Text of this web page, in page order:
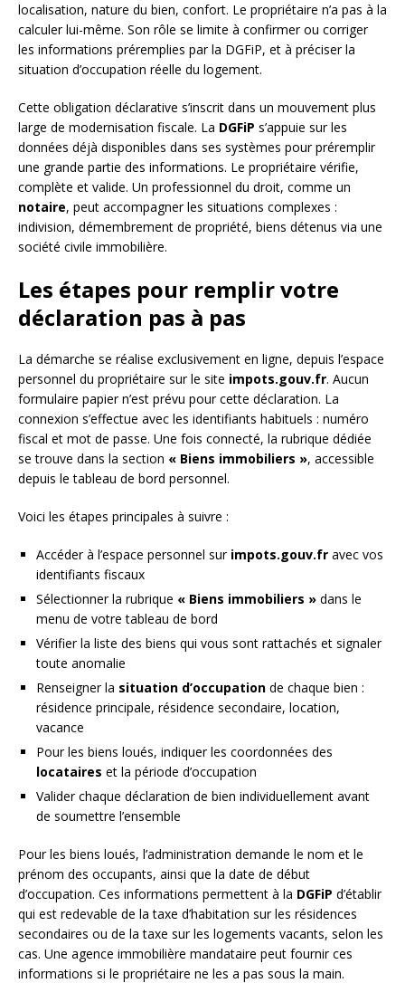
localisation, nature du bien, confort. Le propriétaire n’a pas à la
calculer lui-même. Son rôle se limite à confirmer ou corriger
les informations préremplies par la DGFiP, et à préciser la
situation d’occupation réelle du logement.
Cette obligation déclarative s’inscrit dans un mouvement plus
large de modernisation fiscale. La DGFiP s’appuie sur les
données déjà disponibles dans ses systèmes pour préremplir
une grande partie des informations. Le propriétaire vérifie,
complète et valide. Un professionnel du droit, comme un
notaire, peut accompagner les situations complexes :
indivision, démembrement de propriété, biens détenus via une
société civile immobilière.
Les étapes pour remplir votre
déclaration pas à pas
La démarche se réalise exclusivement en ligne, depuis l’espace
personnel du propriétaire sur le site impots.gouv.fr. Aucun
formulaire papier n’est prévu pour cette déclaration. La
connexion s’effectue avec les identifiants habituels : numéro
fiscal et mot de passe. Une fois connecté, la rubrique dédiée
se trouve dans la section « Biens immobiliers », accessible
depuis le tableau de bord personnel.
Voici les étapes principales à suivre :
Accéder à l’espace personnel sur impots.gouv.fr avec vos
identifiants fiscaux
Sélectionner la rubrique « Biens immobiliers » dans le
menu de votre tableau de bord
Vérifier la liste des biens qui vous sont rattachés et signaler
toute anomalie
Renseigner la situation d’occupation de chaque bien :
résidence principale, résidence secondaire, location,
vacance
Pour les biens loués, indiquer les coordonnées des
locataires et la période d’occupation
Valider chaque déclaration de bien individuellement avant
de soumettre l’ensemble
Pour les biens loués, l’administration demande le nom et le
prénom des occupants, ainsi que la date de début
d’occupation. Ces informations permettent à la DGFiP d’établir
qui est redevable de la taxe d’habitation sur les résidences
secondaires ou de la taxe sur les logements vacants, selon les
cas. Une agence immobilière mandataire peut fournir ces
informations si le propriétaire ne les a pas sous la main.